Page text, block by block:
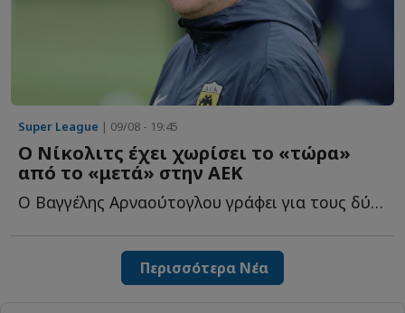
Super League | 09/08 - 19:45
Ο Νίκολιτς έχει χωρίσει το «τώρα»
από το «μετά» στην ΑΕΚ
Ο Βαγγέλης Αρναούτογλου γράφει για τους δύο ξεκάθαρους σ...
Περισσότερα Νέα